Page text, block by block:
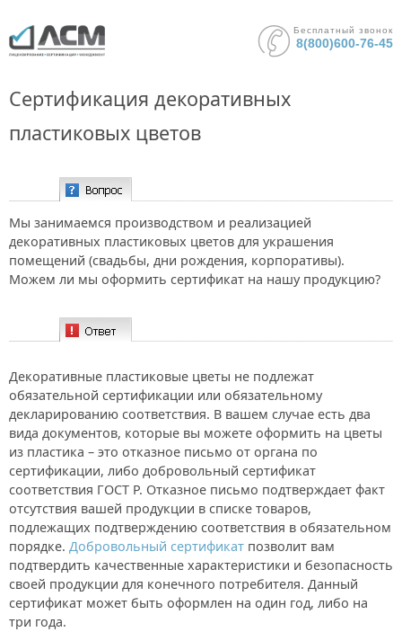
Бесплатный звонок
8(800)600-76-45
Сертификация декоративных
пластиковых цветов
Вопрос:
Мы занимаемся производством и реализацией
декоративных пластиковых цветов для украшения
помещений (свадьбы, дни рождения, корпоративы).
Можем ли мы оформить сертификат на нашу продукцию?
Декоративные пластиковые цветы не подлежат
обязательной сертификации или обязательному
декларированию соответствия. В вашем случае есть два
вида документов, которые вы можете оформить на цветы
из пластика – это отказное письмо от органа по
сертификации, либо добровольный сертификат
соответствия ГОСТ Р. Отказное письмо подтверждает факт
отсутствия вашей продукции в списке товаров,
подлежащих подтверждению соответствия в обязательном
порядке. Добровольный сертификат позволит вам
подтвердить качественные характеристики и безопасность
своей продукции для конечного потребителя. Данный
сертификат может быть оформлен на один год, либо на
три года.